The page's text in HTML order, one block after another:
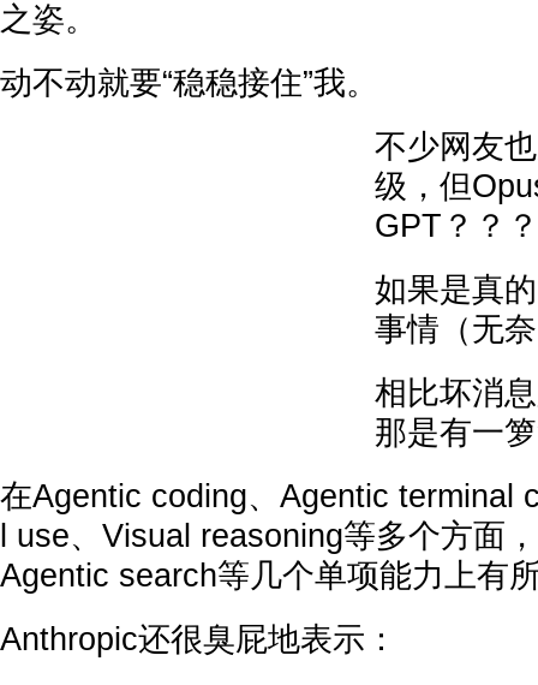
之姿。
动不动就要“稳稳接住”我。
不少网友
级，但
GPT？？？
如果是真
事情（无
相比坏消
那是有一
在Agentic coding、Agentic terminal
l use、Visual reasoning等多个方面
Agentic search等几个单项能力上有
Anthropic还很臭屁地表示：